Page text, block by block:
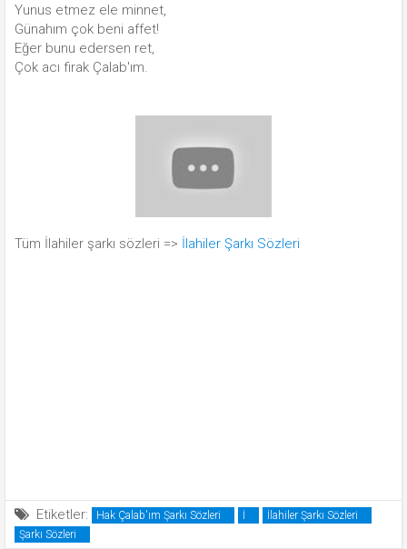
Yunus etmez ele minnet,
Günahım çok beni affet!
Eğer bunu edersen ret,
Çok acı firak Çalab'ım.
Tüm İlahiler şarkı sözleri => İlahiler Şarkı Sözleri
Etiketler: Hak Çalab'ım Şarkı Sözleri İ
İlahiler Şarkı Sözleri
Şarkı Sözleri